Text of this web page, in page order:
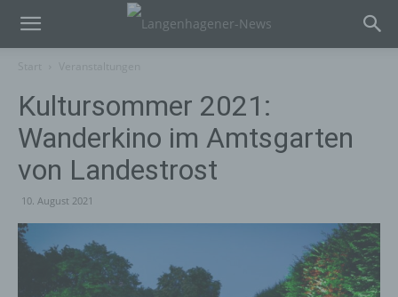
Kultursommer 2021:
Wanderkino im Amtsgarten
von Landestrost
10. August 2021